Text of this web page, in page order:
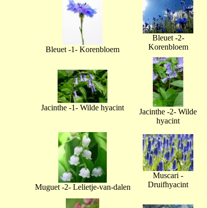
Bleuet -1- Korenbloem
Bleuet -2-
Korenbloem
Jacinthe -1- Wilde hyacint
Jacinthe -2- Wilde
hyacint
Muguet -2- Lelietje-van-dalen
Muscari -
Druifhyacint